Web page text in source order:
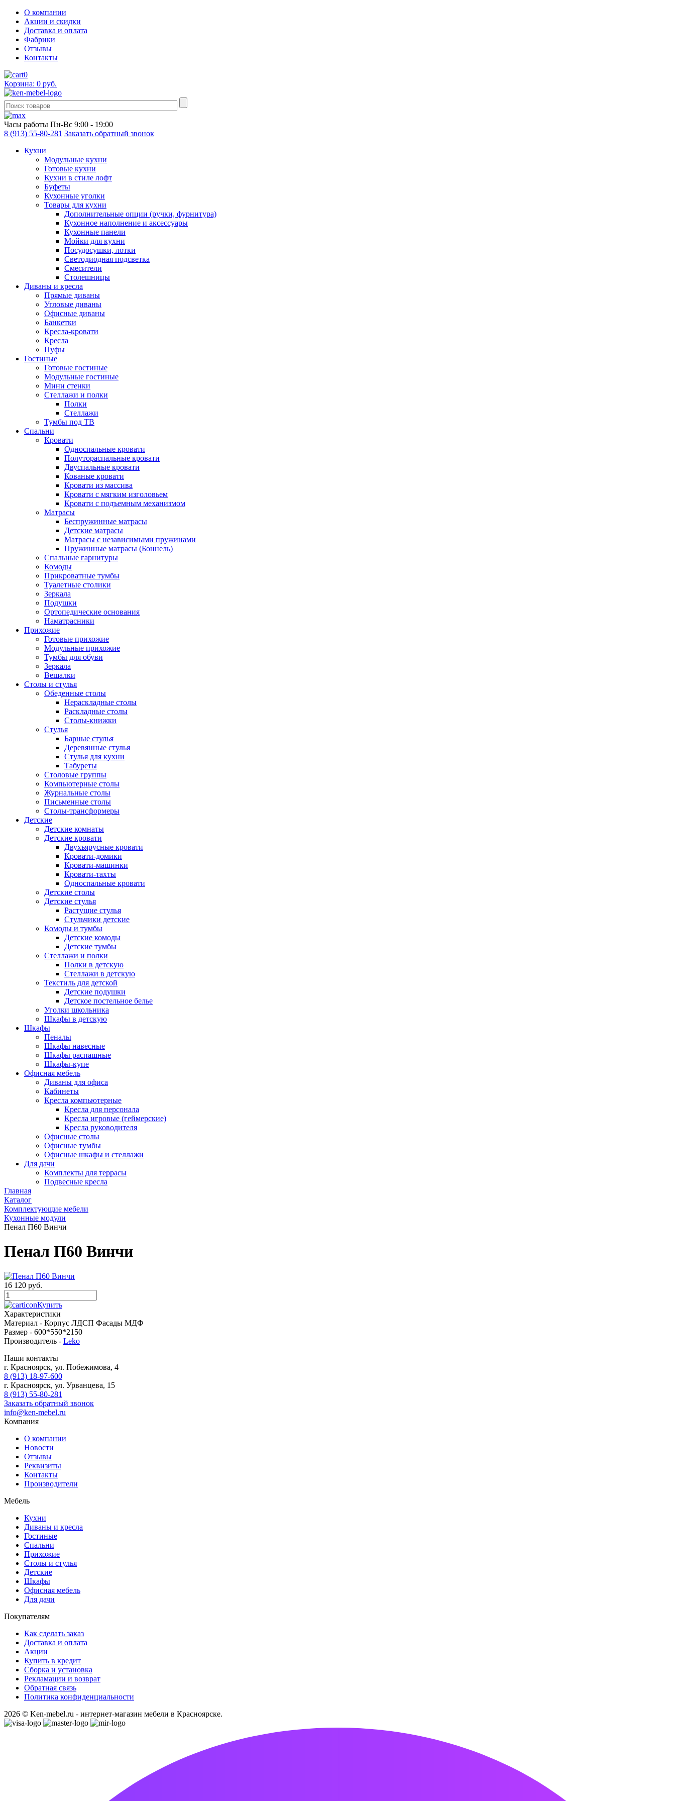
О компании
Акции и скидки
Доставка и оплата
Фабрики
Отзывы
Контакты
0
Корзина: 0 руб.
Часы работы Пн-Вс 9:00 - 19:00
8 (913) 55-80-281 Заказать обратный звонок
Кухни
Модульные кухни
Готовые кухни
Кухни в стиле лофт
Буфеты
Кухонные уголки
Товары для кухни
Дополнительные опции (ручки, фурнитура)
Кухонное наполнение и аксессуары
Кухонные панели
Мойки для кухни
Посудосушки, лотки
Светодиодная подсветка
Смесители
Столешницы
Диваны и кресла
Прямые диваны
Угловые диваны
Офисные диваны
Банкетки
Кресла-кровати
Кресла
Пуфы
Гостиные
Готовые гостиные
Модульные гостиные
Мини стенки
Стеллажи и полки
Полки
Стеллажи
Тумбы под ТВ
Спальни
Кровати
Односпальные кровати
Полутораспальные кровати
Двуспальные кровати
Кованые кровати
Кровати из массива
Кровати с мягким изголовьем
Кровати с подъемным механизмом
Матрасы
Беспружинные матрасы
Детские матрасы
Матрасы с независимыми пружинами
Пружинные матрасы (Боннель)
Спальные гарнитуры
Комоды
Прикроватные тумбы
Туалетные столики
Зеркала
Подушки
Ортопедические основания
Наматрасники
Прихожие
Готовые прихожие
Модульные прихожие
Тумбы для обуви
Зеркала
Вешалки
Столы и стулья
Обеденные столы
Нераскладные столы
Раскладные столы
Столы-книжки
Стулья
Барные стулья
Деревянные стулья
Стулья для кухни
Табуреты
Столовые группы
Компьютерные столы
Журнальные столы
Письменные столы
Столы-трансформеры
Детские
Детские комнаты
Детские кровати
Двухъярусные кровати
Кровати-домики
Кровати-машинки
Кровати-тахты
Односпальные кровати
Детские столы
Детские стулья
Растущие стулья
Стульчики детские
Комоды и тумбы
Детские комоды
Детские тумбы
Стеллажи и полки
Полки в детскую
Стеллажи в детскую
Текстиль для детской
Детские подушки
Детское постельное белье
Уголки школьника
Шкафы в детскую
Шкафы
Пеналы
Шкафы навесные
Шкафы распашные
Шкафы-купе
Офисная мебель
Диваны для офиса
Кабинеты
Кресла компьютерные
Кресла для персонала
Кресла игровые (геймерские)
Кресла руководителя
Офисные столы
Офисные тумбы
Офисные шкафы и стеллажи
Для дачи
Комплекты для террасы
Подвесные кресла
Главная
Каталог
Комплектующие мебели
Кухонные модули
Пенал П60 Винчи
Пенал П60 Винчи
16 120 руб.
Купить
Характеристики
Материал - Корпус ЛДСП Фасады МДФ
Размер - 600*550*2150
Производитель - Leko
Наши контакты
г. Красноярск, ул. Побежимова, 4
8 (913) 18-97-600
г. Красноярск, ул. Урванцева, 15
8 (913) 55-80-281
Заказать обратный звонок
info@ken-mebel.ru
Компания
О компании
Новости
Отзывы
Реквизиты
Контакты
Производители
Мебель
Кухни
Диваны и кресла
Гостиные
Спальни
Прихожие
Столы и стулья
Детские
Шкафы
Офисная мебель
Для дачи
Покупателям
Как сделать заказ
Доставка и оплата
Акции
Купить в кредит
Сборка и установка
Рекламации и возврат
Обратная связь
Политика конфиденциальности
2026 © Ken-mebel.ru - интернет-магазин мебели в Красноярске.